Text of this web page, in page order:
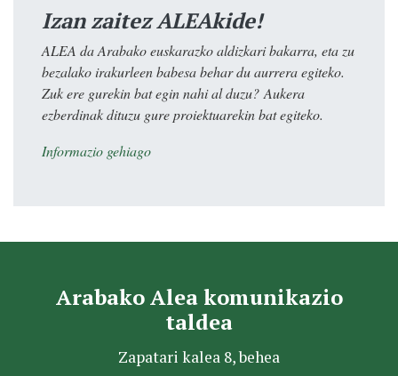
Izan zaitez ALEAkide!
ALEA da Arabako euskarazko aldizkari bakarra, eta zu
bezalako irakurleen babesa behar du aurrera egiteko.
Zuk ere gurekin bat egin nahi al duzu? Aukera
ezberdinak dituzu gure proiektuarekin bat egiteko.
Informazio gehiago
Arabako Alea komunikazio
taldea
Zapatari kalea 8, behea